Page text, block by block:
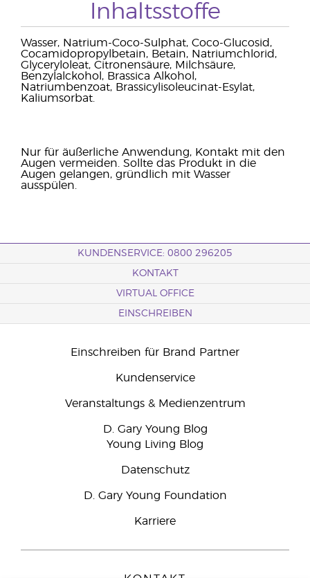
Inhaltsstoffe
Wasser, Natrium-Coco-Sulphat, Coco-Glucosid,
Cocamidopropylbetain, Betain, Natriumchlorid,
Glyceryloleat, Citronensäure, Milchsäure,
Benzylalckohol, Brassica Alkohol,
Natriumbenzoat, Brassicylisoleucinat-Esylat,
Kaliumsorbat.
Nur für äußerliche Anwendung, Kontakt mit den
Augen vermeiden. Sollte das Produkt in die
Augen gelangen, gründlich mit Wasser
ausspülen.
KUNDENSERVICE: 0800 296205
KONTAKT
VIRTUAL OFFICE
EINSCHREIBEN
Einschreiben für Brand Partner
Kundenservice
Veranstaltungs & Medienzentrum
D. Gary Young Blog
Young Living Blog
Datenschutz
D. Gary Young Foundation
Karriere